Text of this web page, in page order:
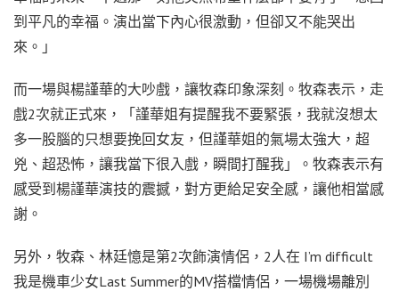
到平凡的幸福。演出當下內心很激動，但卻又不能哭出
來。」
而一場與楊謹華的大吵戲，讓牧森印象深刻。牧森表示，走
戲2次就正式來，「謹華姐有提醒我不要緊張，我就沒想太
多一股腦的只想要挽回女友，但謹華姐的氣場太強大，超
兇、超恐怖，讓我當下很入戲，瞬間打醒我」。牧森表示有
感受到楊謹華演技的震撼，對方更給足安全感，讓他相當感
謝。
另外，牧森、林廷憶是第2次飾演情侶，2人在 I’m difficult
我是機車少女Last Summer的MV搭檔情侶，一場機場離別